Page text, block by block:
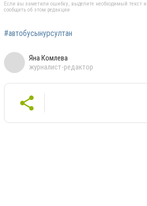
Если вы заметили ошибку, выделите необходимый текст
сообщить об этом редакции
#автобусынурсултан
Яна Комлева
журналист-редактор